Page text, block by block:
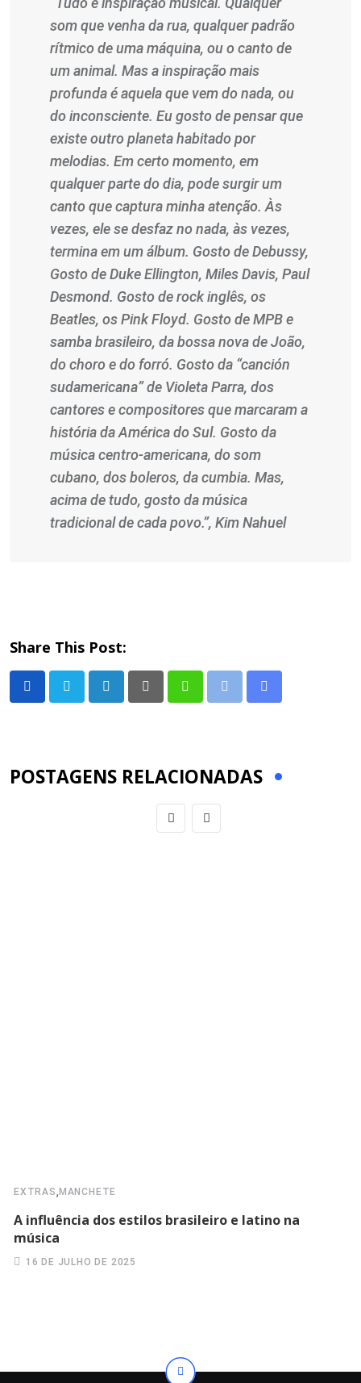
som que venha da rua, qualquer padrão
rítmico de uma máquina, ou o canto de
um animal. Mas a inspiração mais
profunda é aquela que vem do nada, ou
do inconsciente. Eu gosto de pensar que
existe outro planeta habitado por
melodias. Em certo momento, em
qualquer parte do dia, pode surgir um
canto que captura minha atenção. Às
vezes, ele se desfaz no nada, às vezes,
termina em um álbum. Gosto de Debussy,
Gosto de Duke Ellington, Miles Davis, Paul
Desmond. Gosto de rock inglês, os
Beatles, os Pink Floyd. Gosto de MPB e
samba brasileiro, da bossa nova de João,
do choro e do forró. Gosto da “canción
sudamericana” de Violeta Parra, dos
cantores e compositores que marcaram a
história da América do Sul. Gosto da
música centro-americana, do som
cubano, dos boleros, da cumbia. Mas,
acima de tudo, gosto da música
tradicional de cada povo.”, Kim Nahuel
Share This Post:
POSTAGENS RELACIONADAS
EXTRAS, MANCHETE
A influência dos estilos brasileiro e latino na
música
16 DE JULHO DE 2025